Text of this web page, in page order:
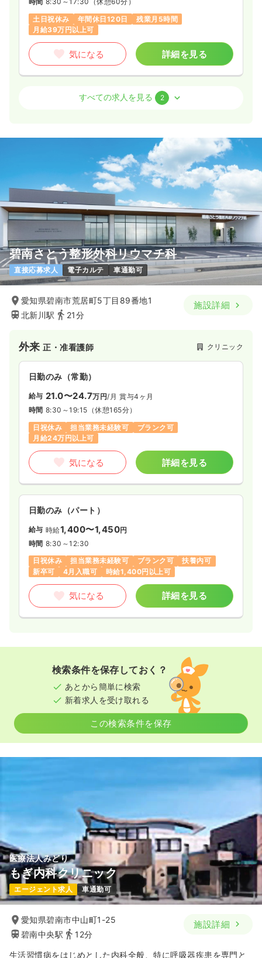
土日祝休み
年間休日120日
残業月5時間
月給39万円以上可
気になる 詳細を見る
（休憩180分）
年間休日120日
残業月3時間 月給36万円以上可
詳細を見る
日勤のみ（パート） 一時募集休止
給与 時給1,500〜2,000円
時間 8:30～19:00（休憩180分）
時給2,000円以上可
気になる
すべての求人を見る 2
碧南さとう整形外科リウマチ科
直接応募求人 電子カルテ 車通勤可
愛知県碧南市荒居町5丁目89番地1
北新川駅
21分
施設詳細
外来正・准看護師 クリニック
日勤のみ（常勤）
給与 21.0〜24.7万円/月 賞与4ヶ月
時間 8:30～19:15 （休憩165分）
日祝休み
担当業務未経験可
ブランク可
月給24万円以上可
気になる 詳細を見る
日勤のみ（パート）
給与 時給1,400〜1,450円
時間 8:30～12:30
日祝休み
担当業務未経験可 ブランク可
扶養内可
新卒可
4月入職可 時給1,400円以上可
気になる 詳細を見る
検索条件を保存しておく？
あとから簡単に検索
新着求人を受け取れる
この検索条件を保存
医療法人みどり
もぎ内科クリニック
エージェント求人 車通勤可
愛知県碧南市中山町1-25
碧南中央駅
12分
施設詳細
生活習慣病をはじめとした内科全般、特に呼吸器疾患を専門と